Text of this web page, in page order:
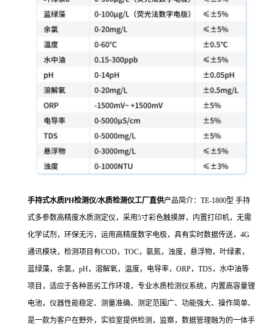
手持式水质PH检测仪/水质检测仪工厂直供产品简介：TE-1800型 手持
式多参数高精度水质测定仪，采用5寸彩色触摸屏，内置打印机，无需
化学试剂，环保无污，运用高精度数字电极，具有实时数据传送， 4G
通讯模块，检测项目有COD， TOC，氨氮，浊度，悬浮物，叶绿素，
蓝绿藻，余氯， pH，溶解氧，温度，电导率， ORP， TDS ，水中油等
项目，适应于各种恶劣工作环境，专业水质检测仪系统，内置高容量锂
电池，仪器性能稳定、测量准确、测定范围广、功能强大、操作简单、
是一款为客户在野外，实验室提供检测，监察，数据管理融为的一体手